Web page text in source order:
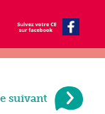
suivant